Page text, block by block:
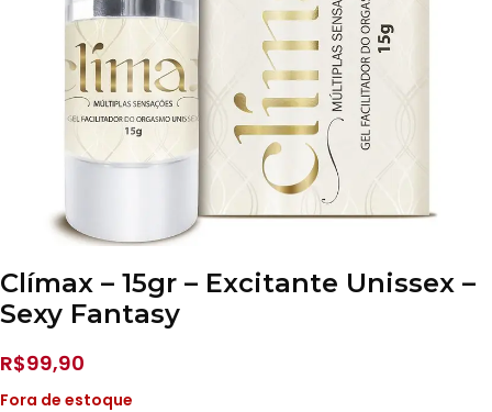
Clímax – 15gr – Excitante Unissex –
Sexy Fantasy
R$99,90
Fora de estoque